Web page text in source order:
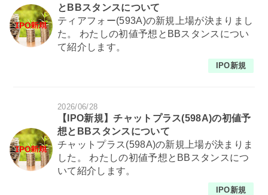
とBBスタンスについて
ティアフォー(593A)の新規上場が決まりまし
た。 わたしの初値予想とBBスタンスについ
て紹介します。
IPO新規
2026/06/28
【IPO新規】チャットプラス(598A)の初値予
想とBBスタンスについて
チャットプラス(598A)の新規上場が決まりま
した。 わたしの初値予想とBBスタンスにつ
いて紹介します。
IPO新規